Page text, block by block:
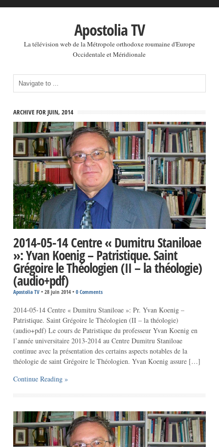
Apostolia TV
La télévision web de la Métropole orthodoxe roumaine d'Europe
Occidentale et Méridionale
ARCHIVE FOR JUIN, 2014
2014-05-14 Centre « Dumitru Staniloae
»: Yvan Koenig – Patristique. Saint
Grégoire le Théologien (II – la théologie)
(audio+pdf)
Apostolia TV• 28 juin 2014• 0 Comments
2014-05-14 Centre « Dumitru Staniloae »: Pr. Yvan Koenig –
Patristique. Saint Grégoire le Théologien (II – la théologie)
(audio+pdf) Le cours de Patristique du professeur Yvan Koenig en
l’année universitaire 2013-2014 au Centre Dumitru Staniloae
continue avec la présentation des certains aspects notables de la
théologie de saint Grégoire le Théologien. Yvan Koenig assure […]
Continue Reading »